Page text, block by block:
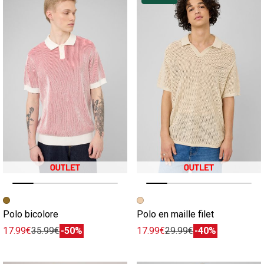
Image précédente
Image suivante
Polo bicolore
17.99€35.99€-50%
Image précédente
Image suivante
Polo en maille filet
17.99€29.99€-40%